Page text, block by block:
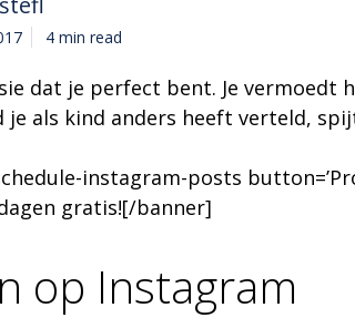
4 min read
dat je perfect bent. Je
je als kind anders heeft verteld,
instagram-posts
gratis![/banner]
op Instagram